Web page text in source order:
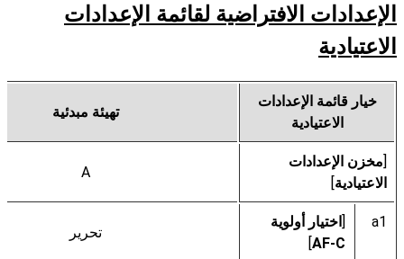
الإعدادات الافتراضية لقائمة الإعدادات
الاعتيادية
خيار قائمة الإعدادات
الاعتيادية
تهيئة مبدئية
[مخزن الإعدادات
الاعتيادية]
A
a1
[اختيار أولوية
AF-C
]
تحرير